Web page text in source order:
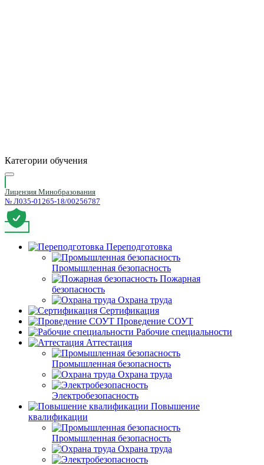
Категории обучения
Лицензия Минобразования
№ Л035-01265-18/00256787
Переподготовка
Промышленная безопасность
Пожарная
безопасность
Охрана труда
Сертификация
Проведение СОУТ
Рабочие специальности
Аттестация
Промышленная безопасность
Охрана труда
Электробезопасность
Повышение
квалификации
Промышленная безопасность
Охрана труда